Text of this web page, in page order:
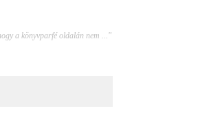
a könyvparfé oldalán nem ..."